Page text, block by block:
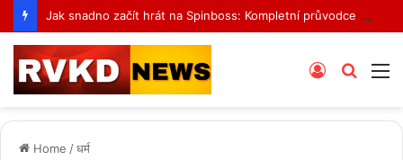
Jak snadno začít hrát na Spinboss: Kompletní průvodce krok za krokem
Search
Log
Home /धर्म